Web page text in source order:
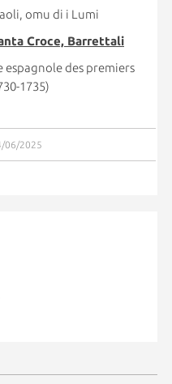
omu di i Lumi
Croce, Barrettali
des premiers
1735)
06/2025